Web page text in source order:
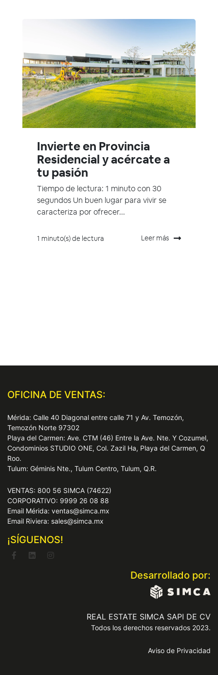
Invierte en Provincia
Residencial y acércate a
tu pasión
Tiempo de lectura: 1 minuto con 30
segundos Un buen lugar para vivir se
caracteriza por ofrecer...
1 minuto(s) de lectura Leer más
OFICINA DE VENTAS:
Mérida: Calle 40 Diagonal entre calle 71 y Av. Temozón,
Temozón Norte 97302
Playa del Carmen: Ave. CTM (46) Entre la Ave. Nte. Y Cozumel,
Condominios STUDIO ONE, Col. Zazil Ha, Playa del Carmen, Q
Roo.
Tulum: Géminis Nte., Tulum Centro, Tulum, Q.R.
VENTAS: 800 56 SIMCA (74622)
CORPORATIVO: 9999 26 08 88
Email Mérida: ventas@simca.mx
Email Riviera: sales@simca.mx
¡SÍGUENOS!
Desarrollado por:
REAL ESTATE SIMCA SAPI DE CV
Todos los derechos reservados 2023.
Aviso de Privacidad